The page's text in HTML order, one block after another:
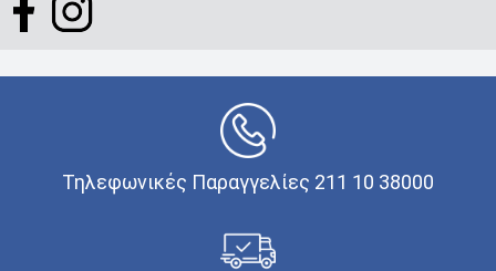
Τηλεφωνικές Παραγγελίες 211 10 38000